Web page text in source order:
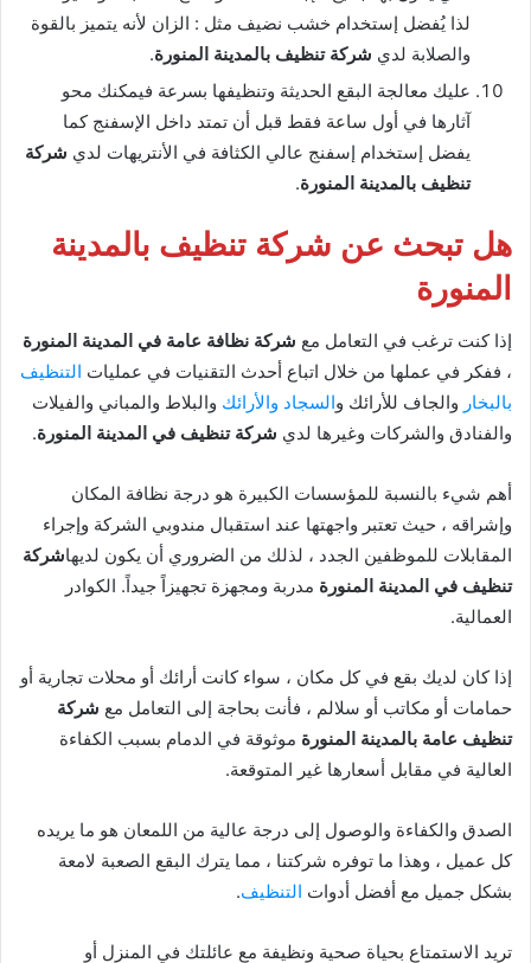
لذا يُفضل إستخدام خشب نضيف مثل : الزان لأنه يتميز بالقوة
والصلابة لدي شركة تنظيف بالمدينة المنورة.
عليك معالجة البقع الحديثة وتنظيفها بسرعة فيمكنك محو
آثارها في أول ساعة فقط قبل أن تمتد داخل الإسفنج كما
يفضل إستخدام إسفنج عالي الكثافة في الأنتريهات لدي شركة
تنظيف بالمدينة المنورة.
هل تبحث عن شركة تنظيف بالمدينة
المنورة
إذا كنت ترغب في التعامل مع شركة نظافة عامة في المدينة المنورة
، ففكر في عملها من خلال اتباع أحدث التقنيات في عمليات التنظيف
بالبخار والجاف للأرائك والسجاد والأرائك والبلاط والمباني والفيلات
والفنادق والشركات وغيرها لدي شركة تنظيف في المدينة المنورة.
أهم شيء بالنسبة للمؤسسات الكبيرة هو درجة نظافة المكان
وإشراقه ، حيث تعتبر واجهتها عند استقبال مندوبي الشركة وإجراء
المقابلات للموظفين الجدد ، لذلك من الضروري أن يكون لديهاشركة
تنظيف في المدينة المنورة مدربة ومجهزة تجهيزاً جيداً. الكوادر
العمالية.
إذا كان لديك بقع في كل مكان ، سواء كانت أرائك أو محلات تجارية أو
حمامات أو مكاتب أو سلالم ، فأنت بحاجة إلى التعامل مع شركة
تنظيف عامة بالمدينة المنورة موثوقة في الدمام بسبب الكفاءة
العالية في مقابل أسعارها غير المتوقعة.
الصدق والكفاءة والوصول إلى درجة عالية من اللمعان هو ما يريده
كل عميل ، وهذا ما توفره شركتنا ، مما يترك البقع الصعبة لامعة
بشكل جميل مع أفضل أدوات التنظيف.
تريد الاستمتاع بحياة صحية ونظيفة مع عائلتك في المنزل أو